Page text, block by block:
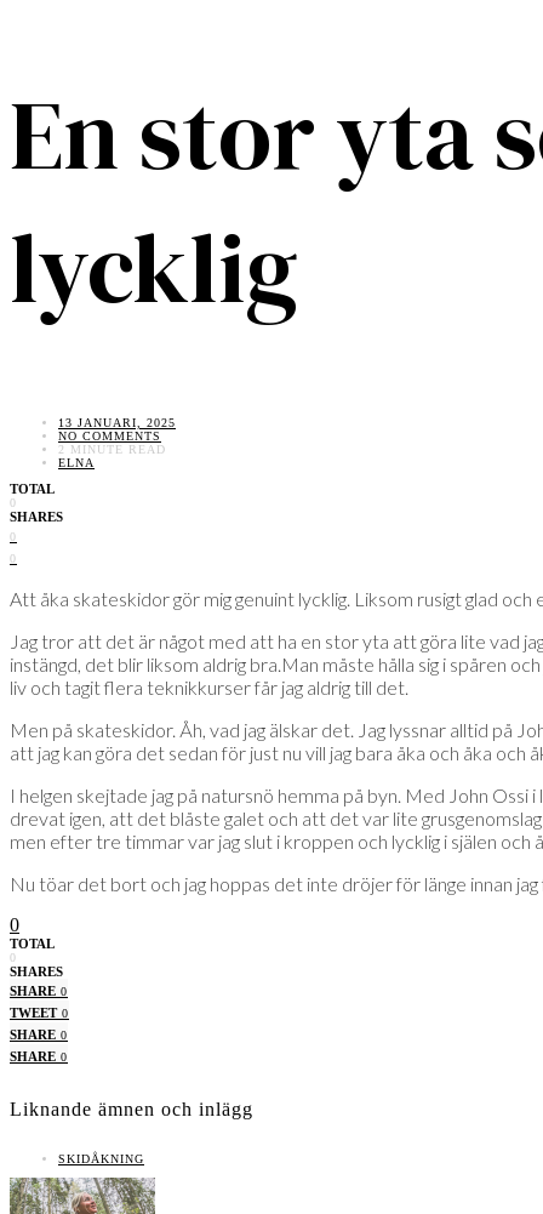
En stor yta
lycklig
13 JANUARI, 2025
NO COMMENTS
2 MINUTE READ
ELNA
TOTAL
0
SHARES
0
0
Att åka skateskidor gör mig genuint lycklig. Liksom rusigt glad
Jag tror att det är något med att ha en stor yta att göra lite vad
instängd, det blir liksom aldrig bra.Man måste hålla sig i spåren
liv och tagit flera teknikkurser får jag aldrig till det.
Men på skateskidor. Åh, vad jag älskar det. Jag lyssnar alltid på
att jag kan göra det sedan för just nu vill jag bara åka och åka och
I helgen skejtade jag på natursnö hemma på byn. Med John
drevat igen, att det blåste galet och att det var lite
men efter tre timmar var jag slut i kroppen och lycklig i själen och
Nu töar det bort och jag hoppas det inte dröjer för länge innan jag
0
TOTAL
0
SHARES
SHARE 0
TWEET 0
SHARE 0
SHARE 0
Liknande ämnen och inlägg
SKIDÅKNING